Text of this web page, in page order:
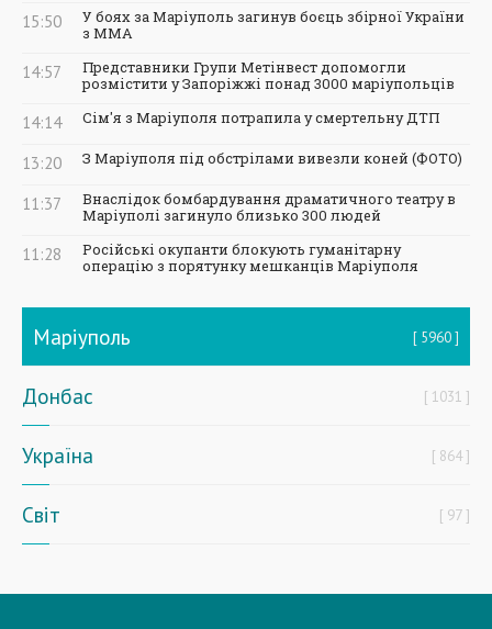
15:50
У боях за Маріуполь загинув боєць збірної України
з ММА
14:57
Представники Групи Метінвест допомогли
розмістити у Запоріжжі понад 3000 маріупольців
14:14 Сім'я з Маріуполя потрапила у смертельну ДТП
13:20 З Маріуполя під обстрілами вивезли коней (ФОТО)
11:37
Внаслідок бомбардування драматичного театру в
Маріуполі загинуло близько 300 людей
11:28
Російські окупанти блокують гуманітарну
операцію з порятунку мешканців Маріуполя
Маріуполь 5960
Донбас 1031
Україна 864
Світ 97